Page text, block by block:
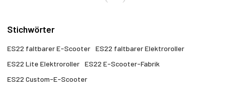
Stichwörter
ES22 faltbarer E-Scooter
ES22 faltbarer Elektroroller
ES22 Lite Elektroroller
ES22 E-Scooter-Fabrik
ES22 Custom-E-Scooter